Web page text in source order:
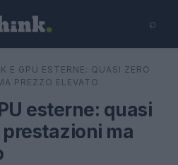
⌕
⌕
E GPU ESTERNE: QUASI ZERO
PREZZO ELEVATO
esterne: quasi
ma